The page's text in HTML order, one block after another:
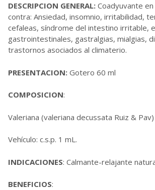
DESCRIPCION GENERAL: Coadyuvante
contra: Ansiedad, insomnio, irritabilidad,
cefaleas, síndrome del intestino irritable,
gastrointestinales, gastralgias, mialgias,
trastornos asociados al climaterio.
PRESENTACION: Gotero 60 ml
COMPOSICION:
Valeriana (valeriana decussata Ruiz &
Vehículo: c.s.p. 1 mL.
INDICACIONES: Calmante-relajante
BENEFICIOS: